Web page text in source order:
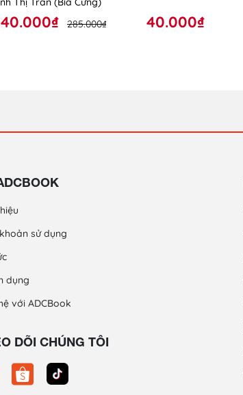
285.000₫ 40.000₫
sử dụng
dụng
với ADCBook
DÕI CHÚNG TÔI